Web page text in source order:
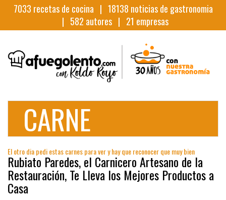
7033 recetas de cocina | 18138 noticias de gastronomia
| 582 autores | 21 empresas
CARNE
El otro dia pedi estas carnes para ver y hay que reconocer que muy bien
Rubiato Paredes, el Carnicero Artesano de la
Restauración, Te Lleva los Mejores Productos a
Casa